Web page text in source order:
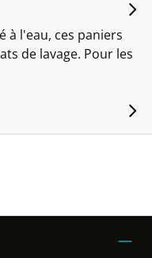
à l'eau, ces paniers
de lavage. Pour les